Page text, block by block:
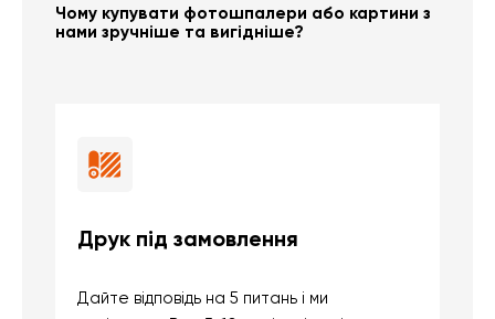
Чому купувати фотошпалери або картини з
нами зручніше та вигідніше?
Друк під замовлення
Дайте відповідь на 5 питань і ми